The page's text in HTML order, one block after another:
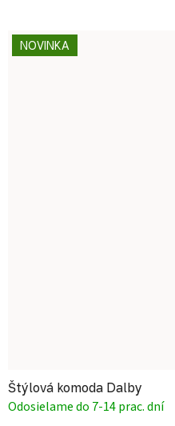
NOVINKA
Štýlová komoda Dalby
Odosielame do 7-14 prac. dní